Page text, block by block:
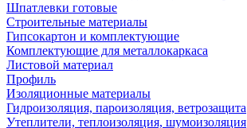
Шпатлевки готовые
Строительные материалы
Гипсокартон и комплектующие
Комплектующие для металлокаркаса
Листовой материал
Профиль
Изоляционные материалы
Гидроизоляция, пароизоляция, ветрозащита
Утеплители, теплоизоляция, шумоизоляция